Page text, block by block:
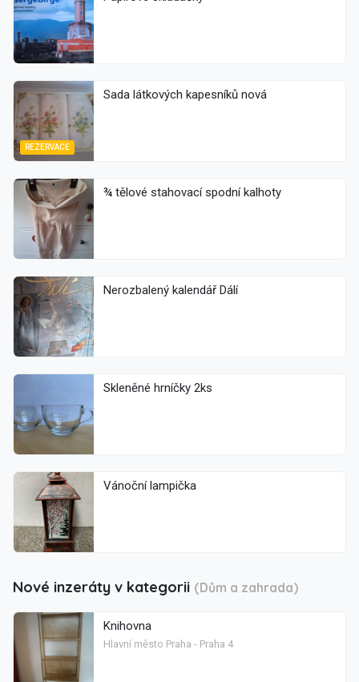
REZERVACE
Sada látkových kapesníků nová
¾ tělové stahovací spodní kalhoty
Nerozbalený kalendář Dálí
Skleněné hrníčky 2ks
Vánoční lampička
Nové inzeráty v kategorii (Dům a zahrada)
Knihovna
Hlavní město Praha - Praha 4